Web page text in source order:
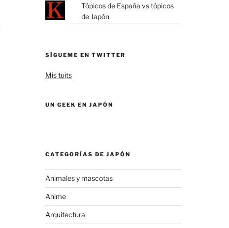
Tópicos de España vs tópicos
de Japón
SÍGUEME EN TWITTER
Mis tuits
UN GEEK EN JAPÓN
CATEGORÍAS DE JAPÓN
Animales y mascotas
Anime
Arquitectura